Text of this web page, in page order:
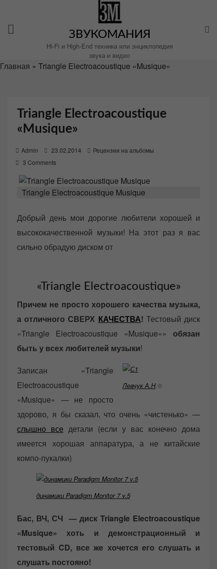
содержимому
ЗВУКОМАНИЯ
Hi-Fi и High-End техника или энциклопедия
звука и видео
Главная » Triangle Electroacoustique «Musique»
Triangle Electroacoustique
«Musique»
Admin
o
t
e
o
n
23.02.2014
Рецензии на альбомы
3 Comments
Triangle Electroacoustique Musique
Добрый день мои дорогие любители хорошей и
высококачественной музыки! На этот раз я вас
сильно обрадую диском от
«Triangle Electroacoustique»
Причем не просто хорошего качества музыка,
а отличного СВЕРХ КАЧЕСТВА! Тестовый диск
«Triangle Electroacoustique «Musique»» обязан
быть у всех любителей музыки!
Левчук А.Н.©
Записан «Triangle
Electroacoustique
«Musique» — не просто
здорово, я бы сказал, что очень «чистенько» —
слышно все детали (если у вас конечно дома
имеется хорошая аппаратура, а не китайские
компо-пукалки)
динамики Paradigm Monitor 7 v.5
Бас, ВЧ, СЧ — диск Triangle Electroacoustique
«Musique» хоть и демонстрационный и
тестовый CD, все же хочется его слушать и
слушать постояно!